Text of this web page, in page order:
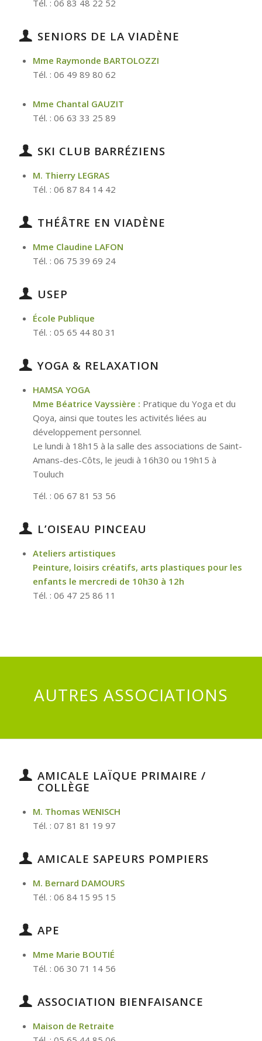
Tél. : 06 83 48 22 52
SENIORS DE LA VIADÈNE
Mme Raymonde BARTOLOZZI
Tél. : 06 49 89 80 62
Mme Chantal GAUZIT
Tél. : 06 63 33 25 89
SKI CLUB BARRÉZIENS
M. Thierry LEGRAS
Tél. : 06 87 84 14 42
THÉÂTRE EN VIADÈNE
Mme Claudine LAFON
Tél. : 06 75 39 69 24
USEP
École Publique
Tél. : 05 65 44 80 31
YOGA & RELAXATION
HAMSA YOGA
Mme Béatrice Vayssière : Pratique du Yoga et du
Qoya, ainsi que toutes les activités liées au
développement personnel.
Le lundi à 18h15 à la salle des associations de Saint-
Amans-des-Côts, le jeudi à 16h30 ou 19h15 à
Touluch
Tél. : 06 67 81 53 56
L’OISEAU PINCEAU
Ateliers artistiques
Peinture, loisirs créatifs, arts plastiques pour les
enfants le mercredi de 10h30 à 12h
Tél. : 06 47 25 86 11
AUTRES ASSOCIATIONS
AMICALE LAÏQUE PRIMAIRE /
COLLÈGE
M. Thomas WENISCH
Tél. : 07 81 81 19 97
AMICALE SAPEURS POMPIERS
M. Bernard DAMOURS
Tél. : 06 84 15 95 15
APE
Mme Marie BOUTIÉ
Tél. : 06 30 71 14 56
ASSOCIATION BIENFAISANCE
Maison de Retraite